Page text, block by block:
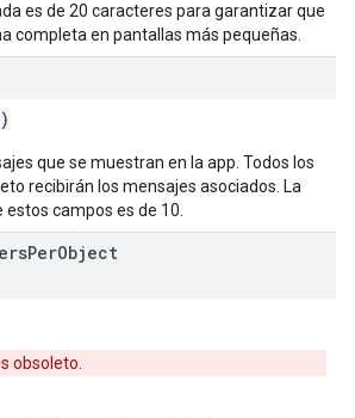
es de 20 caracteres para garantizar que
completa en pantallas más pequeñas.
)
que se muestran en la app. Todos los
recibirán los mensajes asociados. La
campos es de 10.
PerObject
obsoleto.